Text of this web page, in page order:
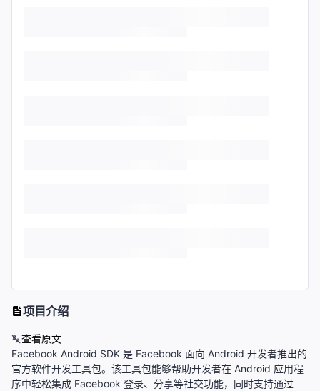
项目介绍
查看原文
Facebook Android SDK 是 Facebook 面向 Android 开发者推出的
官方软件开发工具包。该工具包能够帮助开发者在 Android 应用程
序中轻松集成 Facebook 登录、分享等社交功能，同时支持通过